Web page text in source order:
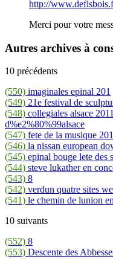
http://
Merci pour votre
Autres archives à
10 précédents
(550) imaginales epinal 201
(549) 21e festival de
(548) collegiales alsace
d%e2%80%99alsace
(547) fete de la musique
(546) la nissan european
(545) epinal bouge lete des
(544) steve lukather en
(543) 8
(542) verdun quatre sites
(541) le chemin de lunion
10 suivants
(552) 8
(553) Descente des